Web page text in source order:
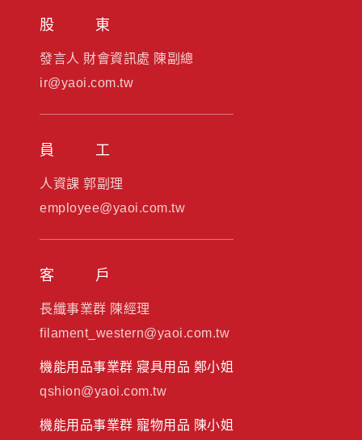
股東
發言人 財會資訊處 陳副總
ir@yaoi.com.tw
員工
人資課 郭副理
employee@yaoi.com.tw
客戶
長纖事業群 陳經理
filament_western@yaoi.com.tw
機能用品事業群 寢具用品 鄭小姐
qshion@yaoi.com.tw
機能用品事業群 寵物用品 陳小姐